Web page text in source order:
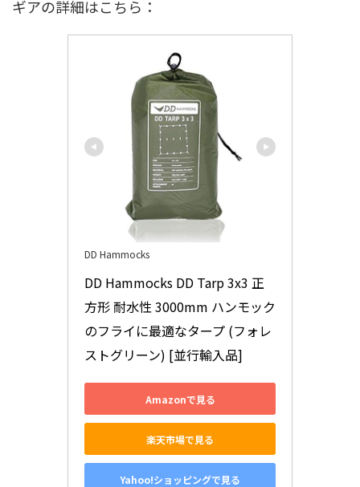
ギアの詳細はこちら：
DD Hammocks
DD Hammocks DD Tarp 3x3 正
方形 耐水性 3000mm ハンモック
のフライに最適なタープ (フォレ
ストグリーン) [並行輸入品]
Amazonで見る
楽天市場で見る
Yahoo!ショッピングで見る